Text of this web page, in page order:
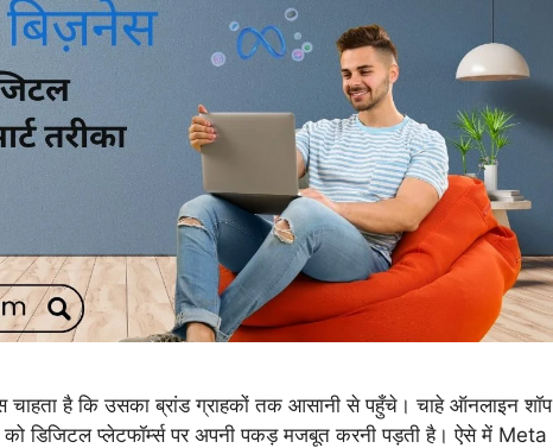
है कि उसका ब्रांड ग्राहकों तक आसानी से पहुँचे। चाहे ऑनलाइन शॉप
को डिजिटल प्लेटफॉर्म्स पर अपनी पकड़ मजबूत करनी पड़ती है। ऐसे में Meta